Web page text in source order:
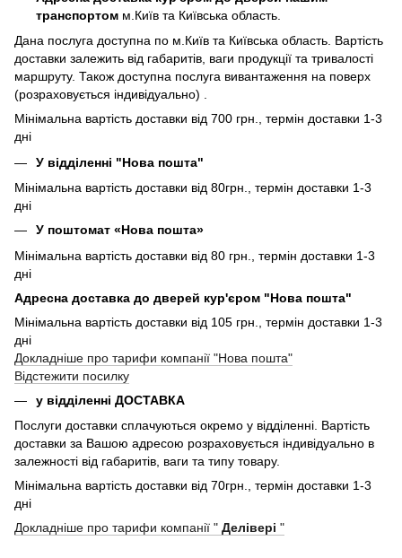
транспортом м.Київ та Київська область.
Дана послуга доступна по м.Київ та Київська область. Вартість
доставки залежить від габаритів, ваги продукції та тривалості
маршруту. Також доступна послуга вивантаження на поверх
(розраховується індивідуально) .
Мінімальна вартість доставки від 700 грн., термін доставки 1-3
дні
У відділенні "Нова пошта"
Мінімальна вартість доставки від 80грн., термін доставки 1-3
дні
У поштомат «Нова пошта»
Мінімальна вартість доставки від 80 грн., термін доставки 1-3
дні
Адресна доставка до дверей кур'єром "Нова пошта"
Мінімальна вартість доставки від 105 грн., термін доставки 1-3
дні
Докладніше про тарифи компанії "Нова пошта"
Відстежити посилку
у відділенні ДОСТАВКА
Послуги доставки сплачуються окремо у відділенні. Вартість
доставки за Вашою адресою розраховується індивідуально в
залежності від габаритів, ваги та типу товару.
Мінімальна вартість доставки від 70грн., термін доставки 1-3
дні
Докладніше про тарифи компанії " Делівері "